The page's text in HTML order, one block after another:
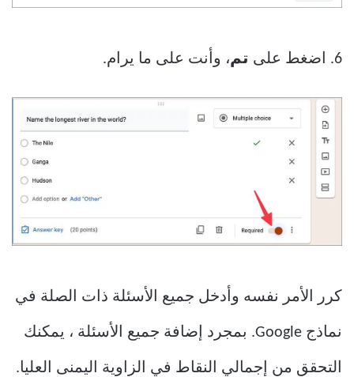
6. اضغط على تم، وأنت على ما يرام.
كرر الأمر نفسه وأدخل جميع الأسئلة ذات الصلة في
نماذج Google. بمجرد إضافة جميع الأسئلة ، يمكنك
التحقق من إجمالي النقاط في الزاوية اليمنى العليا.